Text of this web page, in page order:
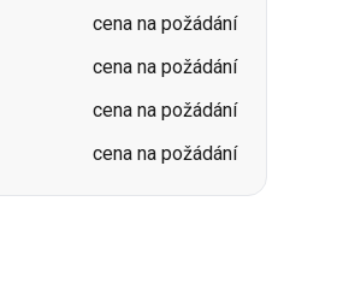
cena na požádání
cena na požádání
cena na požádání
cena na požádání